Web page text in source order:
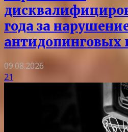
года за
антидопинговых
09.08.2026
21